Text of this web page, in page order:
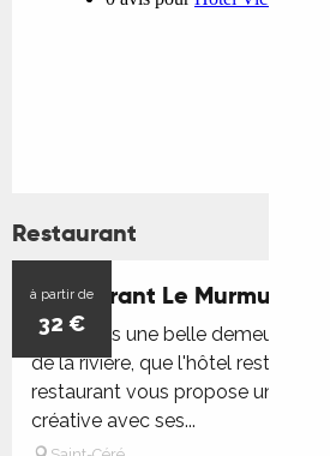
Restaurant
à partir de
32 €
Restaurant Le Murmure
C’est dans une belle demeure à
de la rivière, que l'hôtel
restaurant vous propose une
créative avec ses...